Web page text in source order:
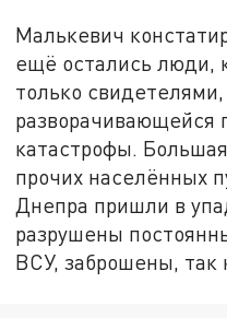
Малькевич
ещё остались люди,
только
разворачивающейся
катастрофы.
прочих населённых
Днепра пришли в
разрушены
ВСУ, заброшены, так